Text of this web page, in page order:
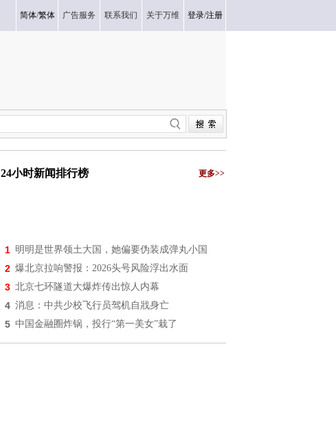
简体/繁体 广告服务 联系我们 关于万维 登录/注册
24小时新闻排行榜 更多>>
1 明明是世界领土大国，她偏要伪装成弹丸小国
2 爆北京拉响警报：2026头号风险浮出水面
3 北京七环隧道大爆炸传出惊人内幕
4 消息：中共少校飞行员驾机自戕身亡
5 中国金融圈炸锅，投行“第一美女”栽了